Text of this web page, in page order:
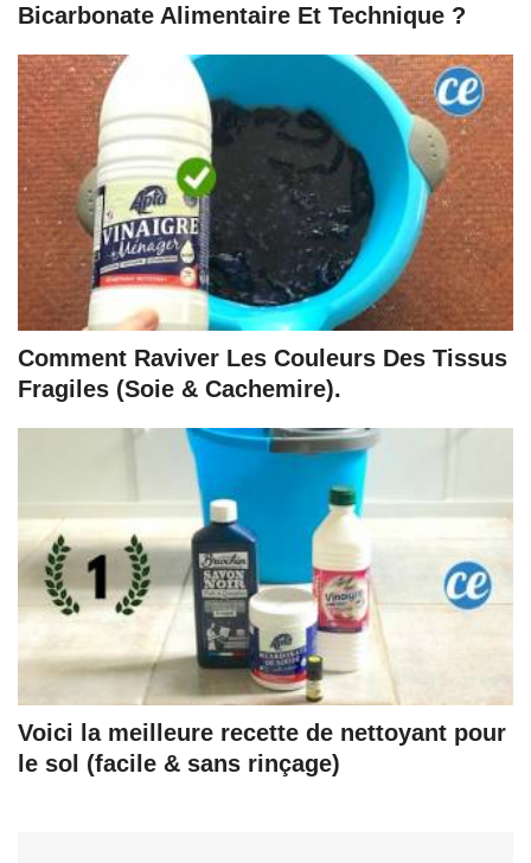
Bicarbonate Alimentaire Et Technique ?
Comment Raviver Les Couleurs Des Tissus
Fragiles (Soie & Cachemire).
Voici la meilleure recette de nettoyant pour
le sol (facile & sans rinçage)